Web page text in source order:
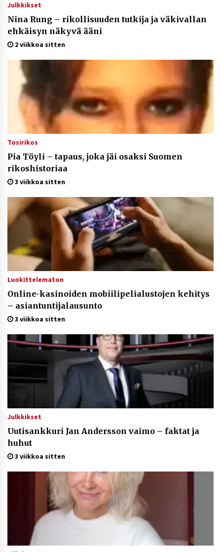
Julkkikset
Nina Rung – rikollisuuden tutkija ja väkivallan
ehkäisyn näkyvä ääni
2 viikkoa sitten
Tosirikos
Pia Töyli – tapaus, joka jäi osaksi Suomen
rikoshistoriaa
3 viikkoa sitten
Luokittelematon
Online-kasinoiden mobiilipelialustojen kehitys
– asiantuntijalausunto
3 viikkoa sitten
Julkkikset
Uutisankkuri Jan Andersson vaimo – faktat ja
huhut
3 viikkoa sitten